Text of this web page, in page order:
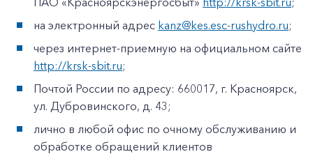
на электронный адрес kanz@kes.esc-rushydro.ru;
через интернет-приемную на официальном сайте
http://krsk-sbit.ru;
Почтой России по адресу: 660017, г. Красноярск,
ул. Дубровинского, д. 43;
лично в любой офис по очному обслуживанию и
обработке обращений клиентов